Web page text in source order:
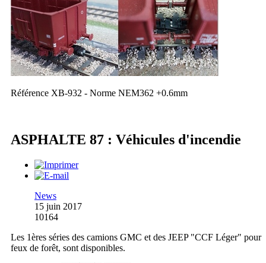
Référence XB-932 - Norme NEM362 +0.6mm
ASPHALTE 87 : Véhicules d'incendie
News
15 juin 2017
10164
Les 1ères séries des camions GMC et des JEEP "CCF Léger" pour
feux de forêt, sont disponibles.